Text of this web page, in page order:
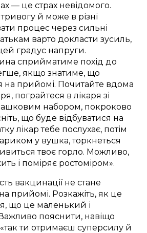
— це страх невідомого.
й може в різні
процес через сильні
варто докласти зусиль,
градус напруги.
сприйматиме похід до
якщо знатиме, що
на прийомі. Почитайте вдома
пограйтеся в лікаря зі
набором, покроково
що буде відбуватися на
лікар тебе послухає, потім
у вушка, торкнеться
твоє горло. Можливо,
і поміряє ростоміром».
вакцинації не стане
прийомі. Розкажіть, як це
що це маленький і
пояснити, навіщо
ти отримаєш суперсилу й